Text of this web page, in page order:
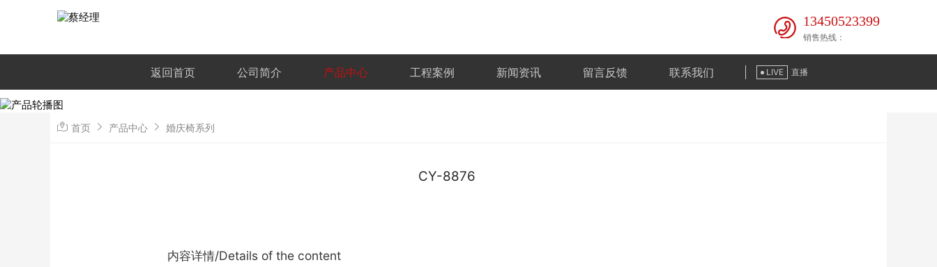
13450523399
销售热线：
返回首页 公司简介 产品中心 工程案例 新闻资讯 留言反馈 联系我们 LIVE 直播
首页 产品中心 婚庆椅系列
CY-8876
内容详情/Details of the content